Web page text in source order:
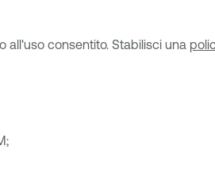
all'uso consentito. Stabilisci una